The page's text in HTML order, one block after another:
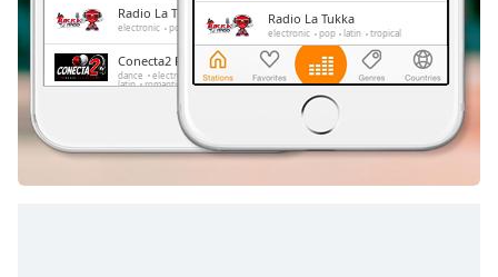
Descriptions
descriptions
off,
Subtitles
subtitles
Radio La Tukka
electronic pop latin tropical
Conecta2 Radio Ecuador
dance electronic rock pop top40
latin romantic hits balada radio dj
La Radio Redonda
sports
Radio La Tukka
electronic pop latin tropical
Conecta2 Radio Ecuador
dance electronic rock pop
top40 latin romantic hits balada
La Radio Redonda